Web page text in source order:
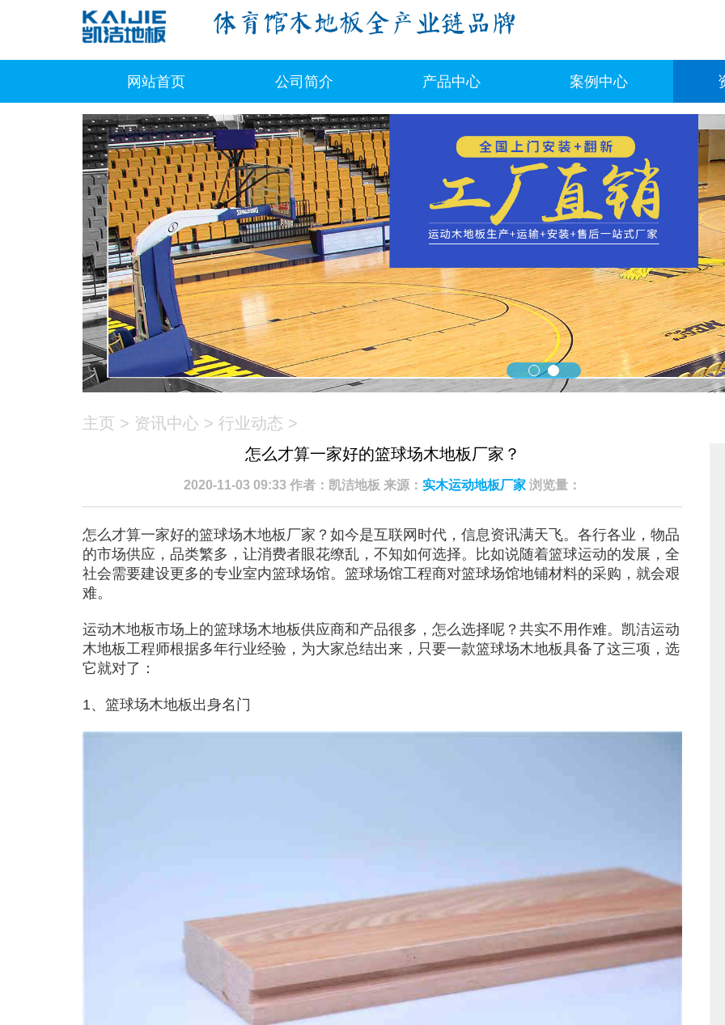
网站首页 公司简介 产品中心 案例中心
主页 > 资讯中心 > 行业动态 >
怎么才算一家好的篮球场木地板厂家？
2020-11-03 09:33 作者：凯洁地板 来源： 实木运动地板厂家 浏览量：
怎么才算一家好的篮球场木地板厂家？如今是互联网时代，信息资讯满天飞。各行各业，物品
的市场供应，品类繁多，让消费者眼花缭乱，不知如何选择。比如说随着篮球运动的发展，全
社会需要建设更多的专业室内篮球场馆。篮球场馆工程商对篮球场馆地铺材料的采购，就会艰
难。
运动木地板市场上的篮球场木地板供应商和产品很多，怎么选择呢？共实不用作难。凯洁运动
木地板工程师根据多年行业经验，为大家总结出来，只要一款篮球场木地板具备了这三项，选
它就对了：
1、篮球场木地板出身名门